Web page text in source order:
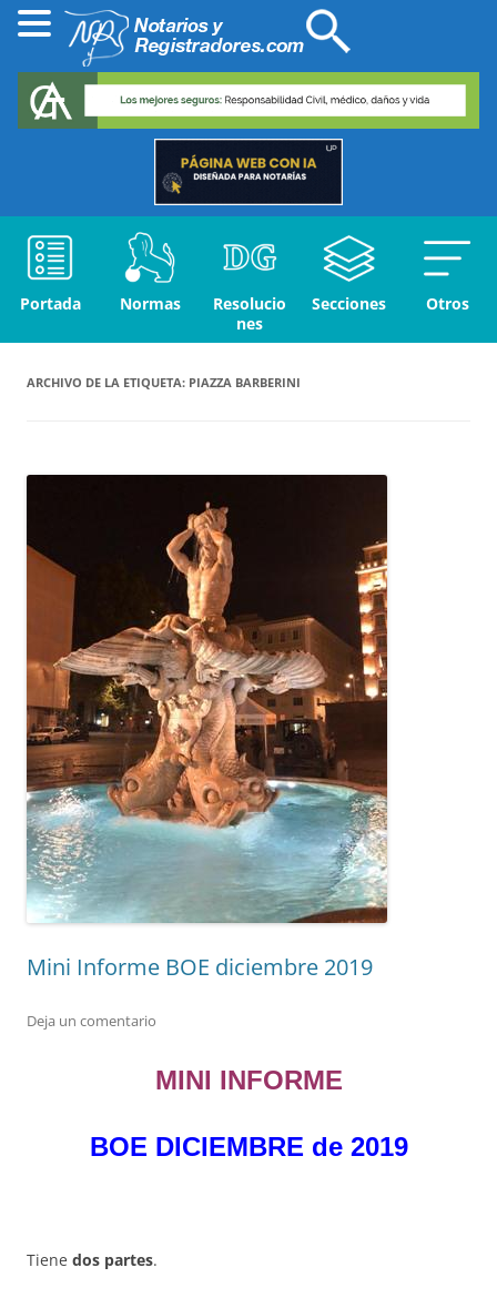
Portada Normas
Resolucio
nes
Secciones Otros
ARCHIVO DE LA ETIQUETA: PIAZZA BARBERINI
Mini Informe BOE diciembre 2019
Deja un comentario
MINI INFORME
BOE DICIEMBRE de 2019
Tiene dos partes.